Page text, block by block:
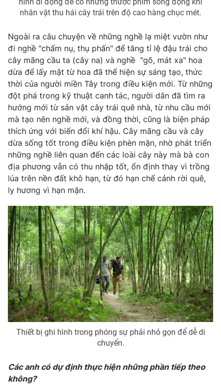
nhân vật thu hái cây trái trên độ cao hàng chục mét.
Ngoài ra câu chuyện về những nghề lạ miệt vườn như
đi nghề "chấm nụ, thụ phấn" để tăng tỉ lệ đậu trái cho
cây mãng cầu ta (cây na) và nghề "gõ, mát xa" hoa
dừa để lấy mật từ hoa đã thể hiện sự sáng tạo, thức
thời của người miền Tây trong điều kiện mới. Từ những
đột phá trong kỹ thuật canh tác, người dân đã tìm ra
hướng mới từ sản vật cây trái quê nhà, từ nhu cầu mới
mà tạo nên nghề mới, và đồng thời, cũng là biện pháp
thích ứng với biến đổi khí hậu. Cây mãng cầu và cây
dừa sống tốt trong điều kiện phèn mặn, nhờ phát triển
những nghề liên quan đến các loài cây này mà bà con
địa phương vẫn có thu nhập tốt, ổn định thay vì trồng
lúa trên nền đất khô hạn, từ đó hạn chế cảnh rời quê,
ly hương vì hạn mặn.
Thiết bị ghi hình trong phóng sự phải nhỏ gọn để dễ di
chuyển.
Các anh có dự định thực hiện những phần tiếp theo
không?